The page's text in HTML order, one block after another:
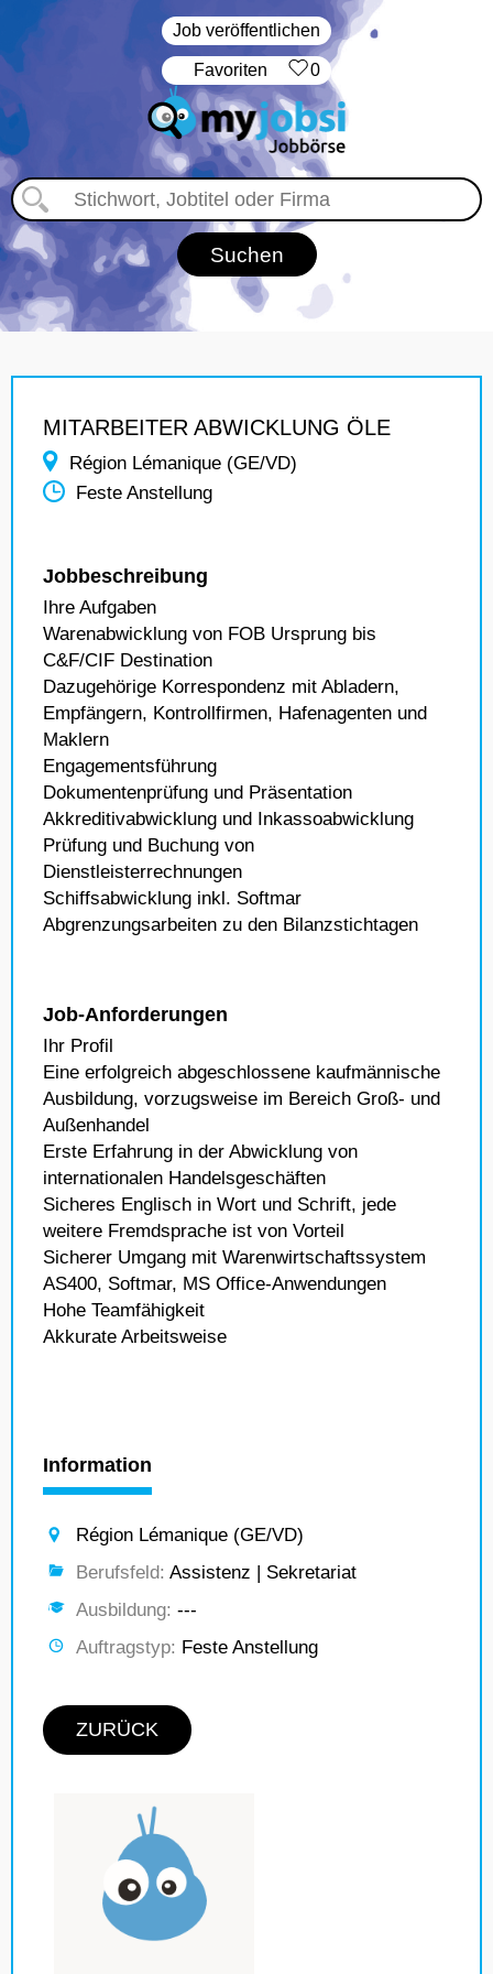
Job veröffentlichen
‏Favoriten 0
MITARBEITER ABWICKLUNG ÖLE
Région Lémanique (GE/VD)
Feste Anstellung
Jobbeschreibung
Ihre Aufgaben
Warenabwicklung von FOB Ursprung bis
C&F/CIF Destination
Dazugehörige Korrespondenz mit Abladern,
Empfängern, Kontrollfirmen, Hafenagenten und
Maklern
Engagementsführung
Dokumentenprüfung und Präsentation
Akkreditivabwicklung und Inkassoabwicklung
Prüfung und Buchung von
Dienstleisterrechnungen
Schiffsabwicklung inkl. Softmar
Abgrenzungsarbeiten zu den Bilanzstichtagen
Job-Anforderungen
Ihr Profil
Eine erfolgreich abgeschlossene kaufmännische
Ausbildung, vorzugsweise im Bereich Groß- und
Außenhandel
Erste Erfahrung in der Abwicklung von
internationalen Handelsgeschäften
Sicheres Englisch in Wort und Schrift, jede
weitere Fremdsprache ist von Vorteil
Sicherer Umgang mit Warenwirtschaftssystem
AS400, Softmar, MS Office-Anwendungen
Hohe Teamfähigkeit
Akkurate Arbeitsweise
Information
Région Lémanique (GE/VD)
Berufsfeld: Assistenz | Sekretariat
Ausbildung: ---
Auftragstyp: Feste Anstellung
ZURÜCK